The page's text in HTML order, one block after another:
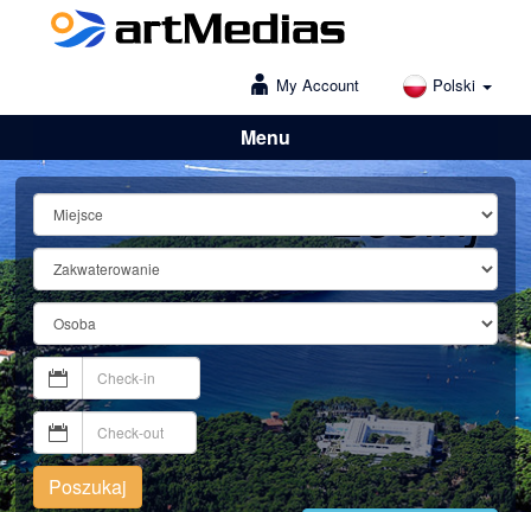
My Account Polski
Menu
Lošinj
Poszukaj